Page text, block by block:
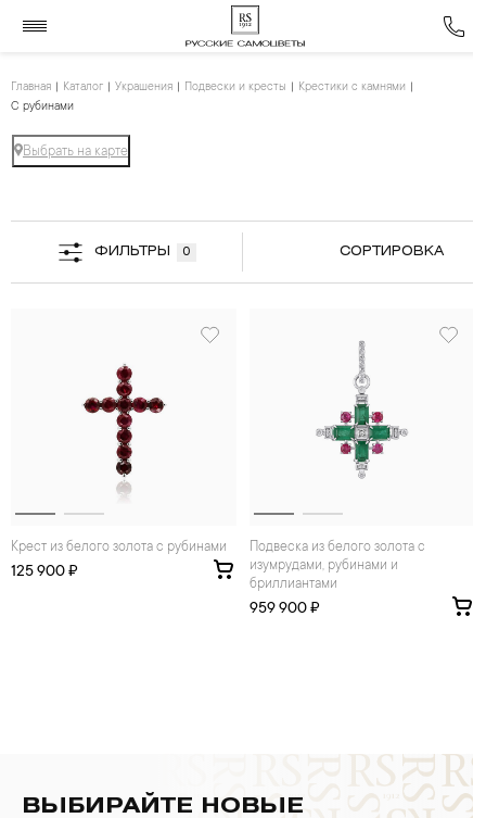
Главная Каталог Украшения Подвески и кресты
Крестики с камнями
С рубинами
Выбрать на карте
ФИЛЬТРЫ 0 СОРТИРОВКА
Крест из белого золота с рубинами
125 900 ₽
Подвеска из белого золота с
изумрудами, рубинами и
бриллиантами
959 900 ₽
ВЫБИРАЙТЕ НОВЫЕ